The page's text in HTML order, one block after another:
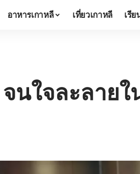
อาหารเกาหลี เที่ยวเกาหลี เรี
นใจละลายใ